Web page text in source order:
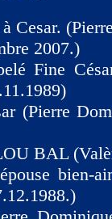
Cesar.
2007.)
Fine
(Pierre
BAL
bien-